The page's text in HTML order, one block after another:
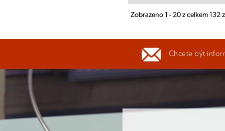
Zobrazeno 1 - 20 z celkem 132
Chcete být